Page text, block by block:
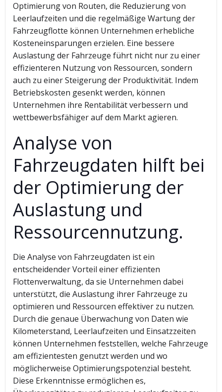
Optimierung von Routen, die Reduzierung von
Leerlaufzeiten und die regelmäßige Wartung der
Fahrzeugflotte können Unternehmen erhebliche
Kosteneinsparungen erzielen. Eine bessere
Auslastung der Fahrzeuge führt nicht nur zu einer
effizienteren Nutzung von Ressourcen, sondern
auch zu einer Steigerung der Produktivität. Indem
Betriebskosten gesenkt werden, können
Unternehmen ihre Rentabilität verbessern und
wettbewerbsfähiger auf dem Markt agieren.
Analyse von
Fahrzeugdaten hilft bei
der Optimierung der
Auslastung und
Ressourcennutzung.
Die Analyse von Fahrzeugdaten ist ein
entscheidender Vorteil einer effizienten
Flottenverwaltung, da sie Unternehmen dabei
unterstützt, die Auslastung ihrer Fahrzeuge zu
optimieren und Ressourcen effektiver zu nutzen.
Durch die genaue Überwachung von Daten wie
Kilometerstand, Leerlaufzeiten und Einsatzzeiten
können Unternehmen feststellen, welche Fahrzeuge
am effizientesten genutzt werden und wo
möglicherweise Optimierungspotenzial besteht.
Diese Erkenntnisse ermöglichen es,